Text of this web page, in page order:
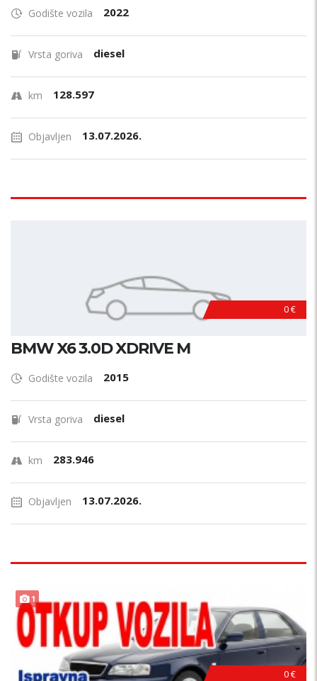
Godište vozila 2022
Vrsta goriva diesel
km 128.597
Objavljen 13.07.2026.
0 €
BMW X6 3.0D XDRIVE M
Godište vozila 2015
Vrsta goriva diesel
km 283.946
Objavljen 13.07.2026.
1
0 €